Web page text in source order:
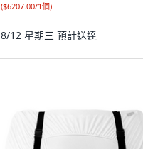
($6207.00/1個)
8/12 星期三 預計送達